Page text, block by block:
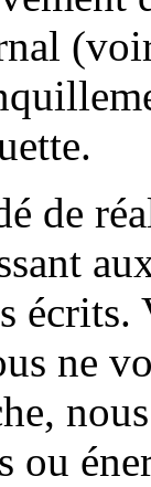
de
écrits.
ne
ou